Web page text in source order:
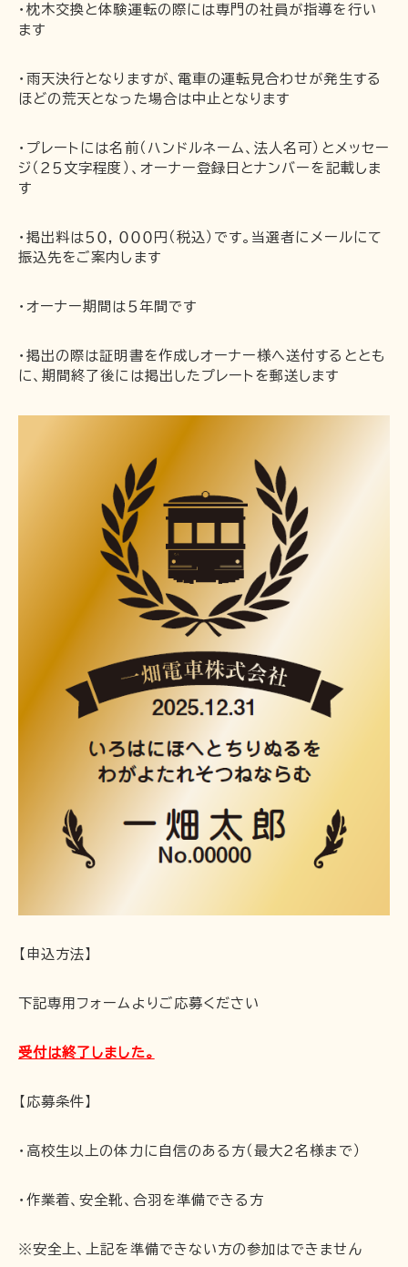
・枕木交換と体験運転の際には専門の社員が指導を行い
ます
・雨天決行となりますが、電車の運転見合わせが発生する
ほどの荒天となった場合は中止となります
・プレートには名前（ハンドルネーム、法人名可）とメッセー
ジ（２５文字程度）、オーナー登録日とナンバーを記載しま
す
・掲出料は５０，０００円（税込）です。当選者にメールにて
振込先をご案内します
・オーナー期間は５年間です
・掲出の際は証明書を作成しオーナー様へ送付するととも
に、期間終了後には掲出したプレートを郵送します
【申込方法】
下記専用フォームよりご応募ください
受付は終了しました。
【応募条件】
・高校生以上の体力に自信のある方（最大２名様まで）
・作業着、安全靴、合羽を準備できる方
※安全上、上記を準備できない方の参加はできません